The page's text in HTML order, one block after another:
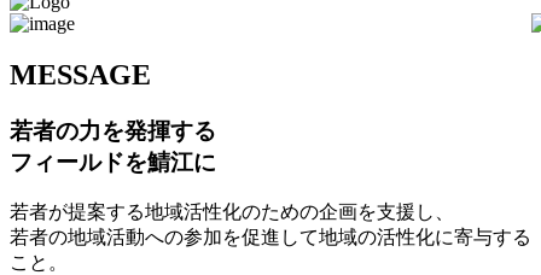
MESSAGE
若者の力を発揮する
フィールドを鯖江に
若者が提案する地域活性化のための企画を支援し、
若者の地域活動への参加を促進して地域の活性化に寄与する
こと。